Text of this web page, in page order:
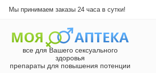
Мы принимаем заказы 24 часа в сутки!
все для Вашего сексуального
здоровья
препараты для повышения потенции